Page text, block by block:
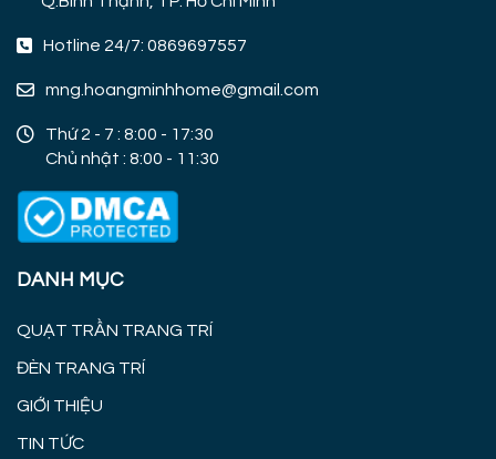
Hotline 24/7: 0869697557
mng.hoangminhhome@gmail.com
Thứ 2 - 7 : 8:00 - 17:30
Chủ nhật : 8:00 - 11:30
DANH MỤC
QUẠT TRẦN TRANG TRÍ
ĐÈN TRANG TRÍ
GIỚI THIỆU
TIN TỨC